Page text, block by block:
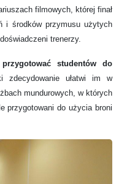
filmowych, której finał
i środków przymusu użytych
trenerzy.
przygotować studentów do
zdecydowanie ułatwi im w
mundurowych, w których
przygotowani do użycia broni